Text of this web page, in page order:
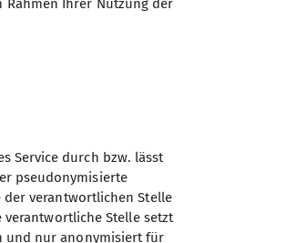
Markt Schwaben des
Alpenvereins e.V.
Ihrer Nutzung der
Service durch bzw. lässt
pseudonymisierte
verantwortlichen Stelle
verantwortliche Stelle setzt
und nur anonymisiert für